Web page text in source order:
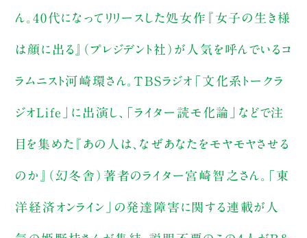
ん。40代になってリリースした処女作『女子の生き様
は顔に出る』（プレジデント社）が人気を呼んでいるコ
ラムニスト河崎環さん。TBSラジオ「文化系トークラ
ジオLife」に出演し、「ライター読モ化論」などで注
目を集めた『あの人は、なぜあなたをモヤモヤさせる
のか』（幻冬舎）著者のライター宮崎智之さん。「東
洋経済オンライン」の発達障害に関する連載が人